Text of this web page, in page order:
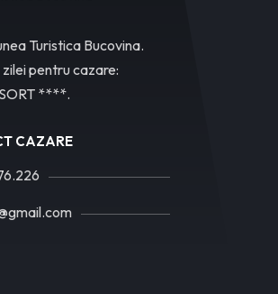
Turistica Bucovina.
pentru cazare:
****.
CAZARE